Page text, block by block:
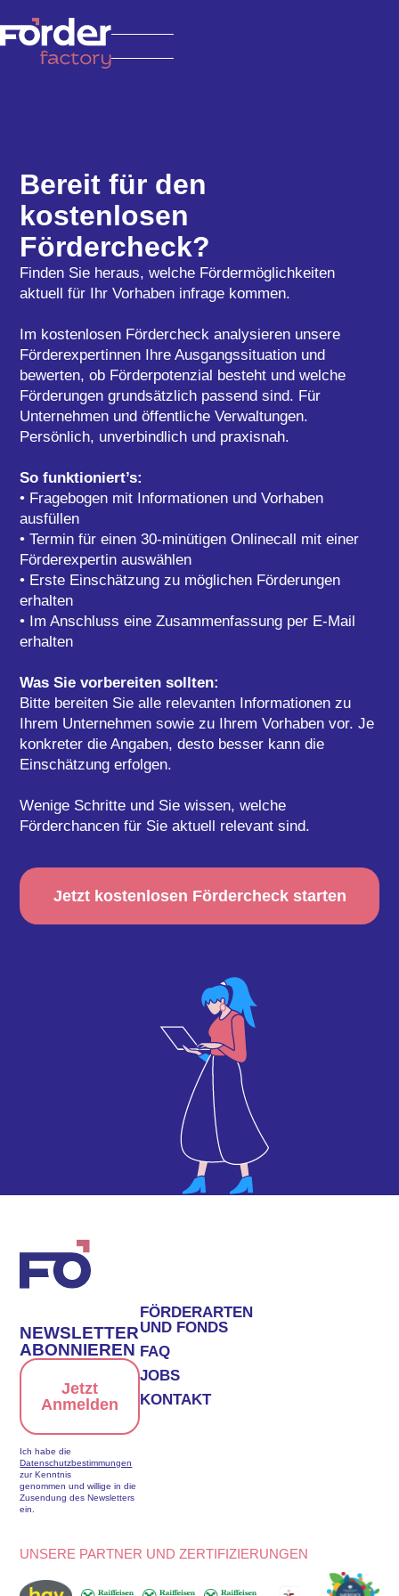
Bereit für den
kostenlosen
Fördercheck?
Finden Sie heraus, welche Fördermöglichkeiten
aktuell für Ihr Vorhaben infrage kommen.
Im kostenlosen Fördercheck analysieren unsere
Förderexpertinnen Ihre Ausgangssituation und
bewerten, ob Förderpotenzial besteht und welche
Förderungen grundsätzlich passend sind. Für
Unternehmen und öffentliche Verwaltungen.
Persönlich, unverbindlich und praxisnah.
So funktioniert’s:
• Fragebogen mit Informationen und Vorhaben
ausfüllen
• Termin für einen 30-minütigen Onlinecall mit einer
Förderexpertin auswählen
• Erste Einschätzung zu möglichen Förderungen
erhalten
• Im Anschluss eine Zusammenfassung per E-Mail
erhalten
Was Sie vorbereiten sollten:
Bitte bereiten Sie alle relevanten Informationen zu
Ihrem Unternehmen sowie zu Ihrem Vorhaben vor. Je
konkreter die Angaben, desto besser kann die
Einschätzung erfolgen.
Wenige Schritte und Sie wissen, welche
Förderchancen für Sie aktuell relevant sind.
Jetzt kostenlosen Fördercheck starten
FÖRDERARTEN
UND FONDS
FAQ
JOBS
KONTAKT
NEWSLETTER
ABONNIEREN
Jetzt
Anmelden
Ich habe die
Datenschutzbestimmungen
zur Kenntnis
genommen und willige in die
Zusendung des Newsletters
ein.
UNSERE PARTNER UND ZERTIFIZIERUNGEN